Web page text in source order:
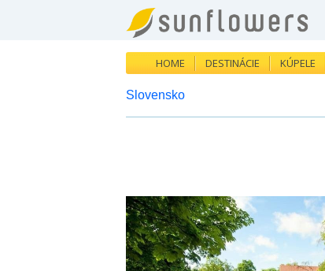
HOME DESTINÁCIE KÚPELE
Slovensko